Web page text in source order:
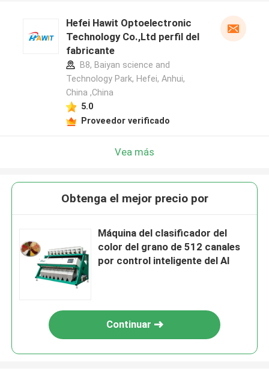
Hefei Hawit Optoelectronic
Technology Co.,Ltd perfil del
fabricante
B8, Baiyan science and
Technology Park, Hefei, Anhui,
China ,China
5.0
Proveedor verificado
Vea más
Obtenga el mejor precio por
Máquina del clasificador del
color del grano de 512 canales
por control inteligente del AI
Continuar